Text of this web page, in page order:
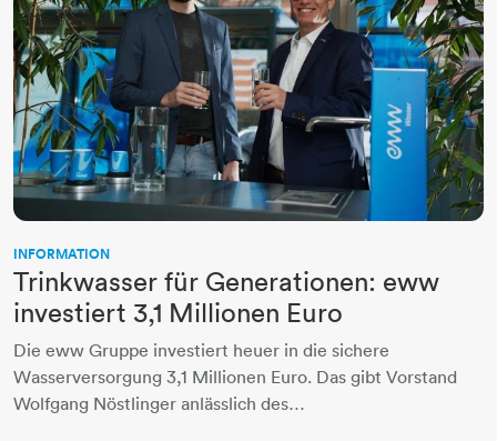
INFORMATION
Trinkwasser für Generationen: eww
investiert 3,1 Millionen Euro
Die eww Gruppe investiert heuer in die sichere
Wasserversorgung 3,1 Millionen Euro. Das gibt Vorstand
Wolfgang Nöstlinger anlässlich des…